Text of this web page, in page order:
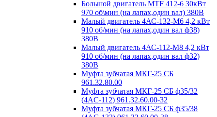
Большой двигатель MTF 412-6 30кВт
970 об\мин (на лапах,один вал) 380В
Малый двигатель 4АС-132-М6 4,2 кВт
910 об/мин (на лапах,один вал ф38)
380В
Малый двигатель 4АС-112-М8 4,2 кВт
910 об/мин (на лапах,один вал ф32)
380В
Муфта зубчатая МКГ-25 СБ
961.32.80.00
Муфта зубчатая МКГ-25 СБ ф35/32
(4AC-112) 961.32.60.00-32
Муфта зубчатая МКГ-25 СБ ф35/38